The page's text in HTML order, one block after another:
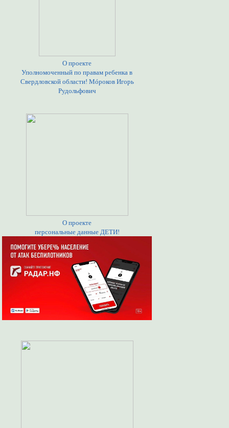
О проекте
Уполномоченный по правам ребенка в
Свердловской области! Мóроков Игорь
Рудольфович
О проекте
персональные данные ДЕТИ!